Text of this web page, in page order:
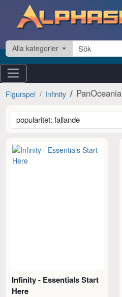
Hoppa till innehåll
Alla kategorier
Figurspel Infinity PanOceania
Infinity - Essentials Start
Here